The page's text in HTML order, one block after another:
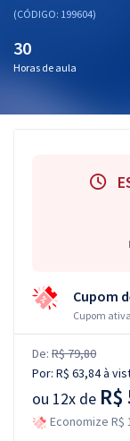
(CÓDIGO: 199604)
30
Horas de aula
Cupom
Cupom
De: R$ 79,80
Por: R$ 63,84à
ou 12x de R$
Economize R$